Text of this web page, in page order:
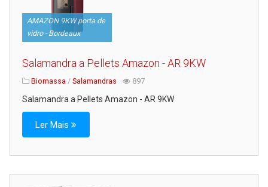
AMAZON 9KW porta de
vidro - Bordeaux
Salamandra a Pellets Amazon - AR 9KW
Biomassa / Salamandras 897
Salamandra a Pellets Amazon - AR 9KW
Ler Mais